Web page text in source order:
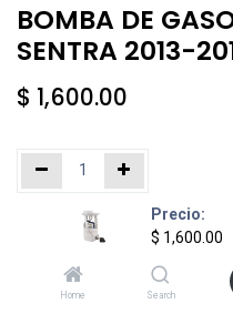
Precio:
$ 1,600.00
Home Search
BOMBA DE
SENTRA 2013-
$ 1,600.00
Añadir al carrito
Agregar a la lista de